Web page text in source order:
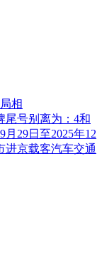
相
尾号别离为：4和
月29日至2025年12
进京载客汽车交通